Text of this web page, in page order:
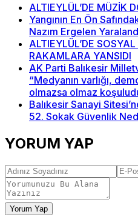
ALTIEYLÜL’DE MÜZİK
Yangının En Ön
Nazım Ergelen
ALTIEYLÜL’DE
RAKAMLARA YANSIDI
AK Parti Balıkesir
“Medyanın varlığı,
olmazsa olmaz
Balıkesir Sanayi
52. Sokak Güvenlik
YORUM YAP
Yorum Yap